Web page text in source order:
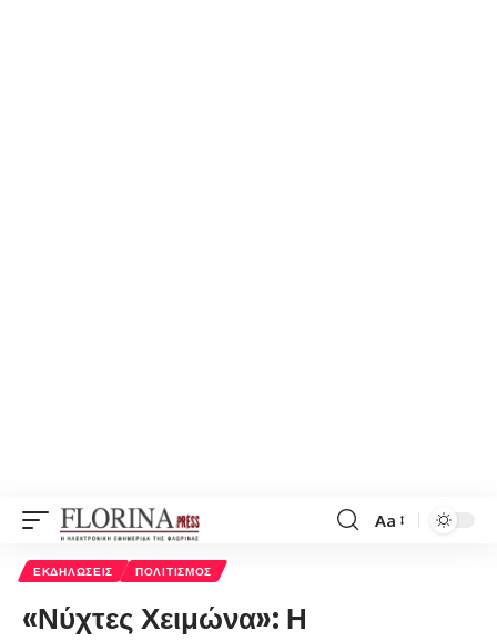
Font
Aa
ΕΚΔΗΛΏΣΕΙΣ ΠΟΛΙΤΙΣΜΌΣ
«Νύχτες Χειμώνα»: Η